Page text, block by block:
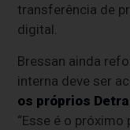
transferência de
digital.
Bressan ainda
interna deve ser
os próprios
“Esse é o